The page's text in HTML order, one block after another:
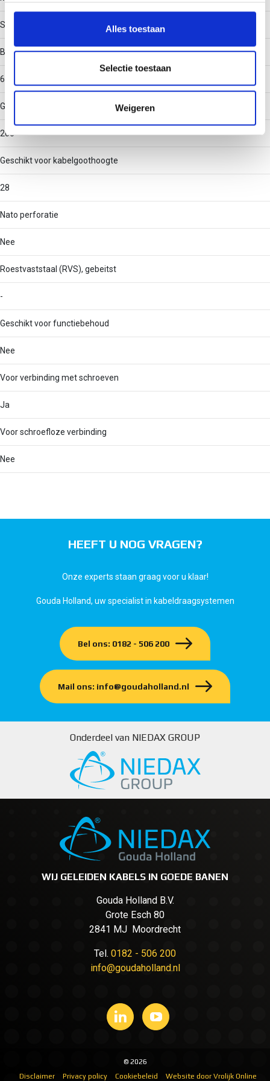
personaliseren, om functies voor social media te bieden
en om ons websiteverkeer te analyseren. Ook delen we
partners voor social media, adverteren en analyse. Deze
partners kunnen deze gegevens combineren met andere
informatie die u aan ze heeft verstrekt of die ze hebben
verzameld op basis van uw gebruik van hun services.
Alles toestaan
Selectie toestaan
Weigeren
Staal
Binnenstraal
60
Geschikt voor kabelgootbreedte
200
Geschikt voor kabelgoothoogte
28
Nato perforatie
Nee
Roestvaststaal (RVS), gebeitst
-
Geschikt voor functiebehoud
Nee
Voor verbinding met schroeven
Ja
Voor schroefloze verbinding
Nee
HEEFT U NOG VRAGEN?
Onze experts staan graag voor u klaar!
Gouda Holland, uw specialist in kabeldraagsystemen
Bel ons: 0182 - 506 200
Mail ons: info@goudaholland.nl
Onderdeel van NIEDAX GROUP
WIJ GELEIDEN KABELS IN GOEDE BANEN
Gouda Holland B.V.
Grote Esch 80
2841 MJ Moordrecht
Tel. 0182 - 506 200
info@goudaholland.nl
© 2026
Disclaimer
Privacy policy Cookiebeleid Website door Vrolijk Online